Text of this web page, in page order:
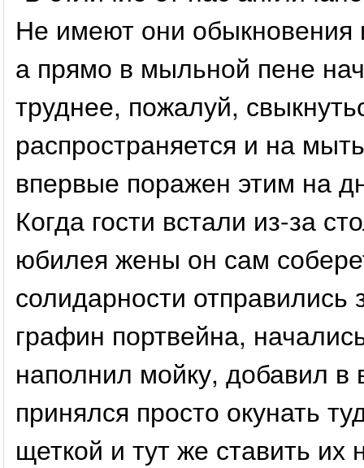
Не имеют они обыкновения
а прямо в мыльной пене
труднее, пожалуй,
распространяется и на
впервые поражен этим на
Когда гости встали из-за
юбилея жены он сам
солидарности
графин портвейна,
наполнил мойку, добавил
принялся просто окунать
щеткой и тут же ставить